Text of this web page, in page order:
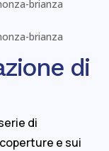
di
di
e sui